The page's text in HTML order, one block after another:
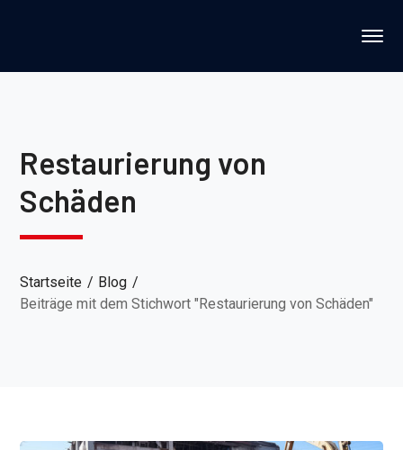
Restaurierung von
Schäden
Startseite
Blog
Beiträge mit dem Stichwort "Restaurierung von Schäden"